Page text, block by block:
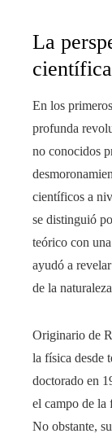
La
En los
profunda
no conocidos
científicos a
se distinguió
teórico con
ayudó a
de la
Originario de
la física desde
doctorado en
el campo de la
No obstante,